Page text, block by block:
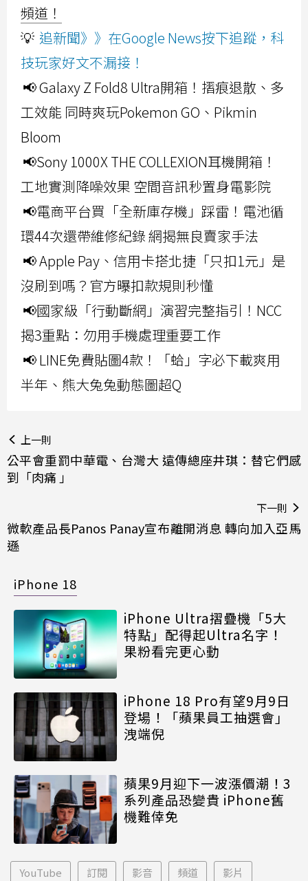
頻道！
💡 追新聞》》在Google News按下追蹤，科
技玩家好文不漏接！
📢 Galaxy Z Fold8 Ultra開箱！摺痕退散、多
工效能 同時爽玩Pokemon GO、Pikmin
Bloom
📢Sony 1000X THE COLLEXION耳機開箱！
工地實測降噪效果 空間音訊秒置身電影院
📢電商平台買「全新庫存機」踩雷！電池循
環44次還帶維修紀錄 網揭無良賣家手法
📢 Apple Pay、信用卡搭北捷「只扣1元」是
沒刷到嗎？官方曝扣款規則秒懂
📢國家級「行動斷網」演習完整指引！NCC
揭3重點：勿用手機處理重要工作
📢 LINE免費貼圖4款！「蛤」字必下載爽用
半年、熊大兔兔動態圖超Q
上一則
公平會重罰中華電、台灣大 遠傳總座井琪：替它們感
到「肉痛 」
下一則
微軟產品長Panos Panay宣布離開消息 轉向加入亞馬
遜
iPhone 18
iPhone Ultra摺疊機「5大
特點」配得起Ultra名字！
果粉看完更心動
iPhone 18 Pro有望9月9日
登場！「蘋果員工抽選會」
洩端倪
蘋果9月迎下一波漲價潮！3
系列產品恐變貴 iPhone舊
機難倖免
YouTube 訂閱 影音 頻道 影片